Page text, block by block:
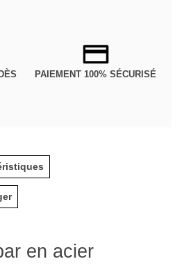
PAIEMENT 100% SÉCURISÉ
en acier